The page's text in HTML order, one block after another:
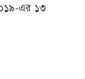
এর ১৩